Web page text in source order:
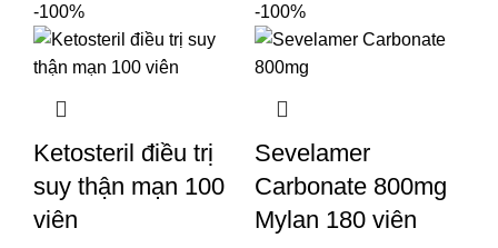
-100%
Ketosteril điều trị
suy thận mạn 100
viên
-100%
Sevelamer
Carbonate 800mg
Mylan 180 viên